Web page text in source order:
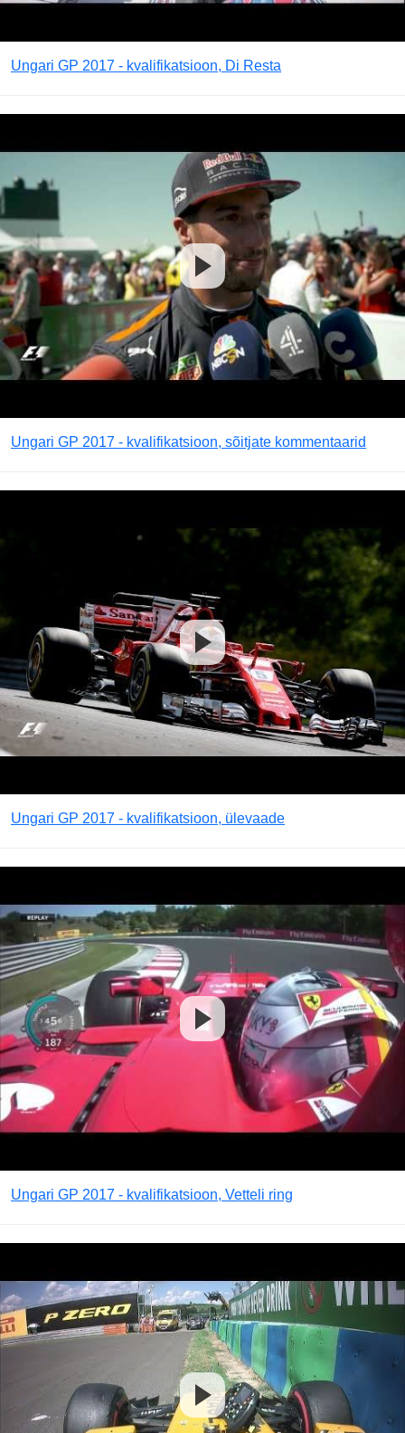
Ungari GP 2017 - kvalifikatsioon, Di Resta
Ungari GP 2017 - kvalifikatsioon, sõitjate kommentaarid
Ungari GP 2017 - kvalifikatsioon, ülevaade
Ungari GP 2017 - kvalifikatsioon, Vetteli ring